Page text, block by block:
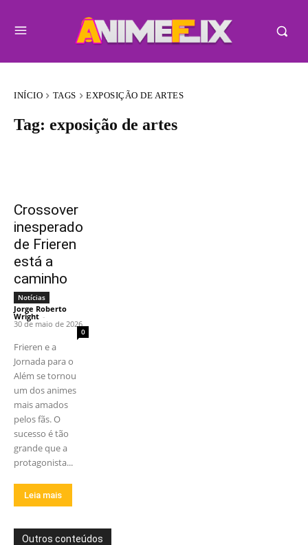
INÍCIO TAGS EXPOSIÇÃO DE ARTES
Tag: exposição de artes
Crossover
inesperado
de Frieren
está a
caminho
Notícias
Jorge Roberto
Wright -
30 de maio de 2026
0
Frieren e a
Jornada para o
Além se tornou
um dos animes
mais amados
pelos fãs. O
sucesso é tão
grande que a
protagonista...
Leia mais
Outros conteúdos